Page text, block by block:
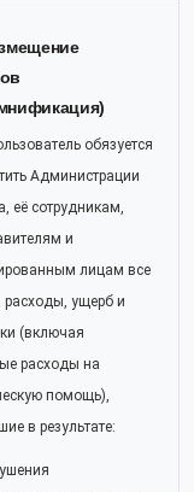
обязуется
Администрации
её сотрудникам,
и
лицам все
расходы, ущерб и
(включая
расходы на
помощь),
в результате: